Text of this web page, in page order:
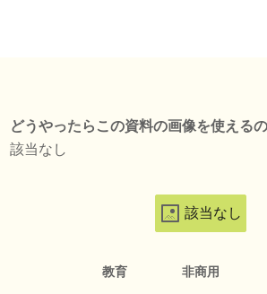
どうやったらこの資料の画像を使えるの
該当なし
該当なし
教育 非商用